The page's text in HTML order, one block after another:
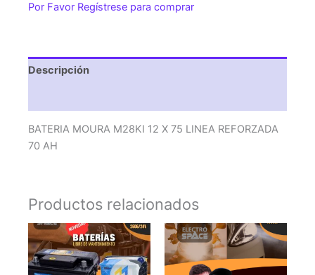
LINEA
AH
cantidad
Por Favor Regístrese para comprar
Descripción
BATERIA MOURA M28KI 12 X 75 LINEA REFORZADA
70 AH
Productos relacionados